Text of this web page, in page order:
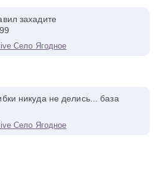
захадите
Село Ягодное
никуда не делись... база
Село Ягодное